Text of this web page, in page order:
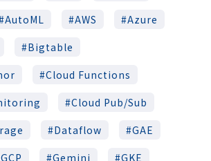
AutoML AWS
Azure
Bigtable
Cloud Functions
Cloud Pub/Sub
Dataflow
GAE
GCP Gemini
GKE